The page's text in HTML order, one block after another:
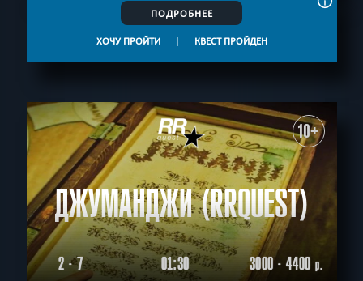
ПОДРОБНЕЕ
ХОЧУ ПРОЙТИ | КВЕСТ ПРОЙДЕН
10+
ДЖУМАНДЖИ (RRQUEST)
2 - 7 01:30 3000 - 4400р.